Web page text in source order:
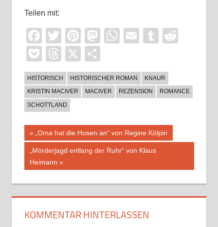
Teilen mit:
Facebook
TwitterPinterest
Mastodon
WhatsApp
EmailTumblr
PocketThreads
X
HISTORISCH HISTORISCHER ROMAN
KNAUR
KRISTIN MACIVER
MACIVER REZENSION
ROMANCE
SCHOTTLAND
Beitragsnavigation
Vorheriger
Beitrag:
„Oma hat die Hosen an“ von Regine Kölpin
Nächster
Beitrag:
„Mörderjagd entlang der Ruhr“ von Klaus
Heimann
KOMMENTAR HINTERLASSEN